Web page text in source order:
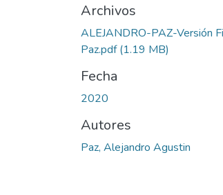
Archivos
ALEJANDRO-PAZ-Versión
Paz.pdf(1.19 MB)
Fecha
2020
Autores
Paz, Alejandro Agustin